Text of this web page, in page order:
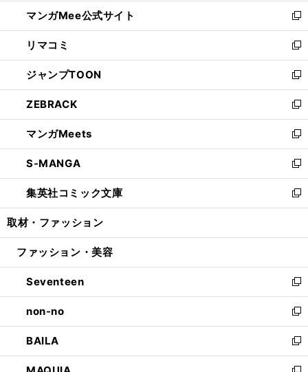
く
ド
ウ
で
開
く
ウ
ィ
ン
ド
ウ
で
開
く
し
い
ウ
ィ
ン
ド
ウ
で
開
く
マンガMee公式サイト
新
し
い
ウ
ィ
ン
ド
ウ
で
開
く
リマコミ
新
し
い
ウ
ィ
ン
ド
ウ
で
開
く
ジャンプTOON
新
し
い
ウ
ィ
ン
ド
ウ
で
開
ZEBRACK
新
し
い
ウ
ィ
ン
ド
ウ
開
マンガMeets
新
し
い
ウ
ィ
ン
ウ
開
く
S-MANGA
新
し
い
ウ
ン
ウ
で
開
く
集英社コミック文庫
新
し
ウ
ン
ド
ウ
で
開
く
取材・ファッション
ファッション・美容
Seventeen
新
し
い
ウ
ィ
ン
non-no
新
し
い
ウ
BAILA
新
し